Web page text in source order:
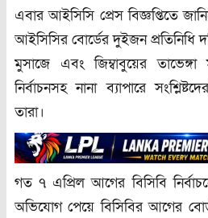
এবার আইসিসি প্রেস বিজ্ঞপ্তিতে
আইসিসির বোর্ডের দুইজন প্রতিনিধি
মুসাজে এবং জিম্বাবুয়ের তাভেঙ্গা
নির্বাচনসহ নানা ব্যাপারে
তারা।
গত ৭ এপ্রিল আগের বিসিবি
অভিযোগ পেয়ে বিসিবির আগের